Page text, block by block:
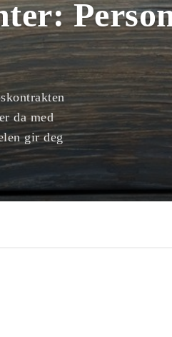
da med
gir deg